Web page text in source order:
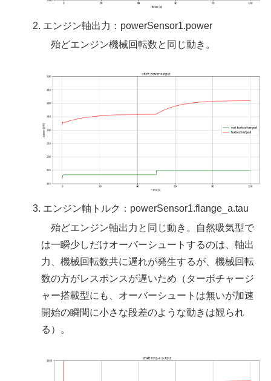
エンジン軸出力：powerSensor1.power
殆どエンジン機械回転数と同じ動き。
エンジン軸トルク：powerSensor1.flange_a.tau
殆どエンジン軸出力と同じ動き。自然吸気型で
は一瞬少しだけオーバーシュートするのは、軸出
力、機械回転数共に遅れが発生するが、機械回転
数の方がレスポンスが遅いため（ターボチャージ
ャー搭載型にも、オーバーシュートは無いが加速
開始の瞬間に小さな段差のような動きは観られ
る）。